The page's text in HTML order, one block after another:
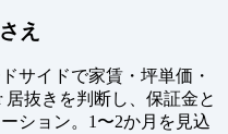
え
サイドで家賃・坪単価・
抜きを判断し、保証金と
ション。1〜2か月を見込